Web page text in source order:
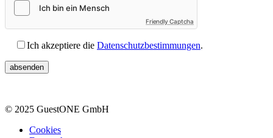
Friendly Captcha
Ich akzeptiere die Datenschutzbestimmungen.
© 2025 GuestONE GmbH
Cookies